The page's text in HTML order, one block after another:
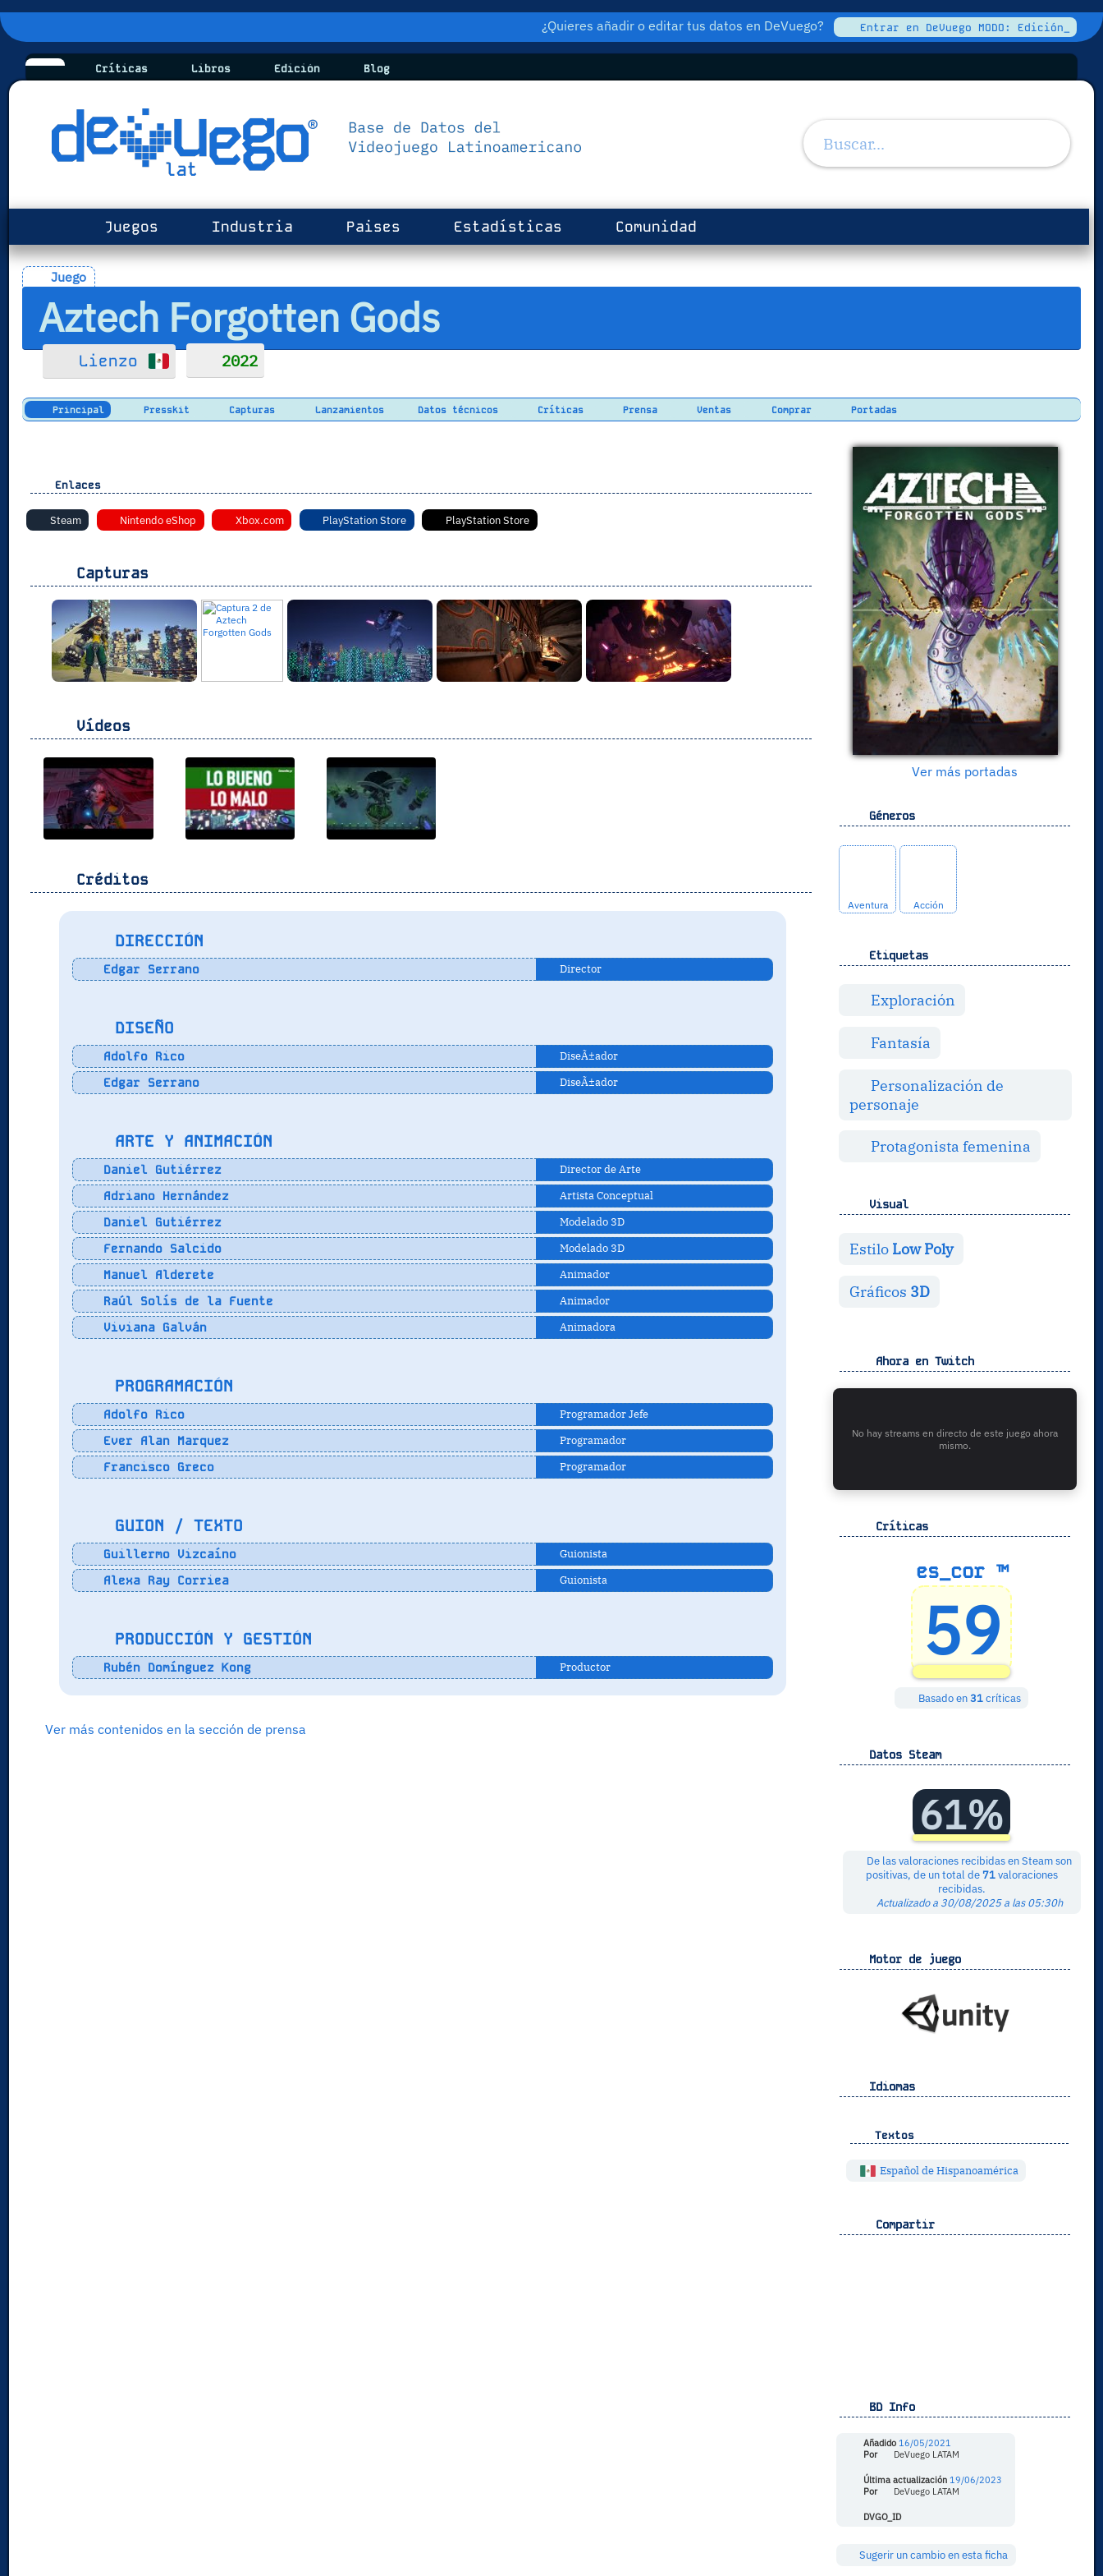
¿Quieres añadir o editar tus datos en DeVuego? Entrar en DeVuego MODO: Edición_
Críticas Libros Edición Blog
Juegos Industria Paises Estadísticas Comunidad
Juego
Aztech Forgotten Gods
Lienzo 2022
Principal Presskit Capturas Lanzamientos Datos técnicos Críticas Prensa Ventas Comprar Portadas
Ver más portadas
Géneros
Aventura Acción
Etiquetas
Exploración
Fantasía
Personalización de
personaje
Protagonista femenina
Visual
Estilo Low Poly
Gráficos 3D
Ahora en Twitch
No hay streams en directo de este juego ahora
mismo.
Críticas
es_cor ™
59
Basado en31críticas
Datos Steam
61%
De las valoraciones recibidas en Steam son
positivas, de un total de71valoraciones
recibidas.
Actualizado a 30/08/2025 a las 05:30h
Motor de juego
Idiomas
Textos
Español de Hispanoamérica
Compartir
BD Info
Añadido 16/05/2021
Por
DeVuego LATAM
Última actualización 19/06/2023
Por
DeVuego LATAM
DVGO_ID
Sugerir un cambio en esta ficha
Enlaces
Steam Nintendo eShop Xbox.com PlayStation Store PlayStation Store
Capturas
Vídeos
Créditos
DIRECCIÓN
Edgar Serrano Director
DISEÑO
Adolfo Rico DiseÃ±ador
Edgar Serrano DiseÃ±ador
ARTE Y ANIMACIÓN
Daniel Gutiérrez Director de Arte
Adriano Hernández Artista Conceptual
Daniel Gutiérrez Modelado 3D
Fernando Salcido Modelado 3D
Manuel Alderete Animador
Raúl Solís de la Fuente Animador
Viviana Galván Animadora
PROGRAMACIÓN
Adolfo Rico Programador Jefe
Ever Alan Marquez Programador
Francisco Greco Programador
GUION / TEXTO
Guillermo Vizcaíno Guionista
Alexa Ray Corriea Guionista
PRODUCCIÓN Y GESTIÓN
Rubén Domínguez Kong Productor
Ver más contenidos en la sección de prensa